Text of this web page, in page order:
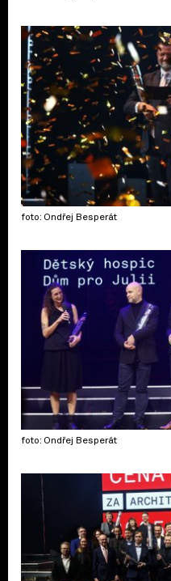
foto: Ondřej Besperát
foto: Ondřej Besperát